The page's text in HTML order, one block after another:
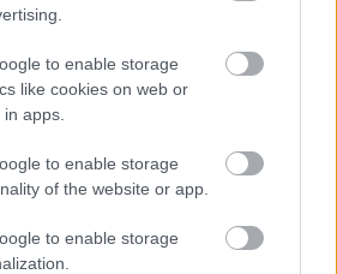
to enable storage
like cookies on web or
apps.
to enable storage
of the website or app.
to enable storage
a postaládákba költöző
védelme
többmillióan vártunk: szombattól
csökken a riasztás